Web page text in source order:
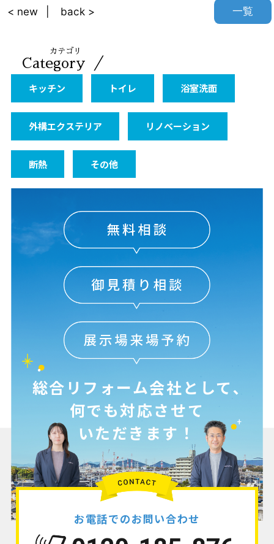
一覧
< new back >
カテゴリ
Category ／
キッチン トイレ 浴室洗面
外構エクステリア リノベーション
断熱 その他
総合リフォーム会社として､
何でも対応させて
いただきます！
お電話でのお問い合わせ